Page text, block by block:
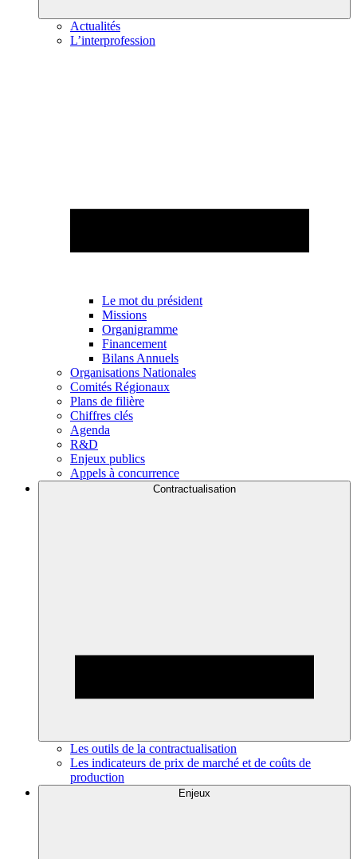
Actualités
L’interprofession
Le mot du président
Missions
Organigramme
Financement
Bilans Annuels
Organisations Nationales
Comités Régionaux
Plans de filière
Chiffres clés
Agenda
R&D
Enjeux publics
Appels à concurrence
Contractualisation
Les outils de la contractualisation
Les indicateurs de prix de marché et de coûts de
production
Enjeux